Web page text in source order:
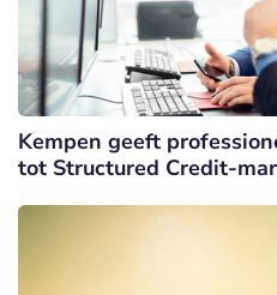
Kempen geeft
tot Structured Credit-